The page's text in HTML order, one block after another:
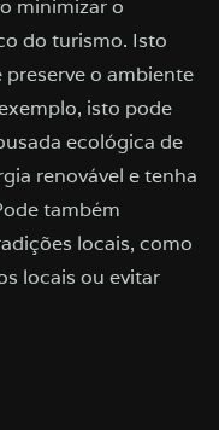
minimizar o
do turismo. Isto
o ambiente
isto pode
ecológica de
renovável e tenha
também
locais, como
locais ou evitar